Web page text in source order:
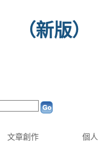
（新版）
文章創作 個